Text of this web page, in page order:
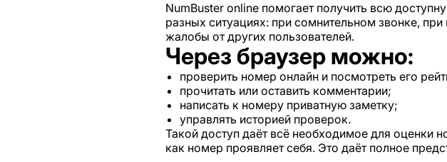
NumBuster online помогает получить всю
разных ситуациях: при сомнительном звонке,
жалобы от других пользователей.
Через браузер можно:
проверить номер онлайн и посмотреть его
прочитать или оставить комментарии;
написать к номеру приватную заметку;
управлять историей проверок.
Такой доступ даёт всё необходимое для оценки
как номер проявляет себя. Это даёт полное